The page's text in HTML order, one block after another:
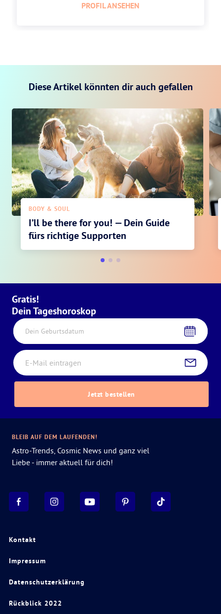
PROFIL ANSEHEN
Diese Artikel könnten dir auch gefallen
BODY & SOUL
I’ll be there for you! — Dein Guide
fürs richtige Supporten
Gratis!
Dein Tageshoroskop
Dein Geburtsdatum
Jetzt bestellen
Kontakt
Impressum
Datenschutzerklärung
Rückblick 2022
BLEIB AUF DEM LAUFENDEN!
Astro-Trends, Cosmic News und ganz viel
Liebe - immer aktuell für dich!